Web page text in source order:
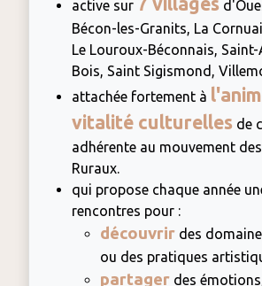
active sur
Bécon-les-Granits, La
Le Louroux-Béconnais,
Bois, Saint Sigismond,
attachée fortement à l'
vitalité culturelles de
adhérente au mouvement
Ruraux.
qui propose chaque année
rencontres pour :
découvrir des
ou des pratiques
partager des